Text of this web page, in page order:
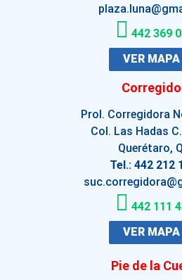
442 369
VER MAPA
Prol. Corregidora
Col. Las Hadas
Querétaro,
Tel.: 442 212
442 111
VER MAPA
Pie de la